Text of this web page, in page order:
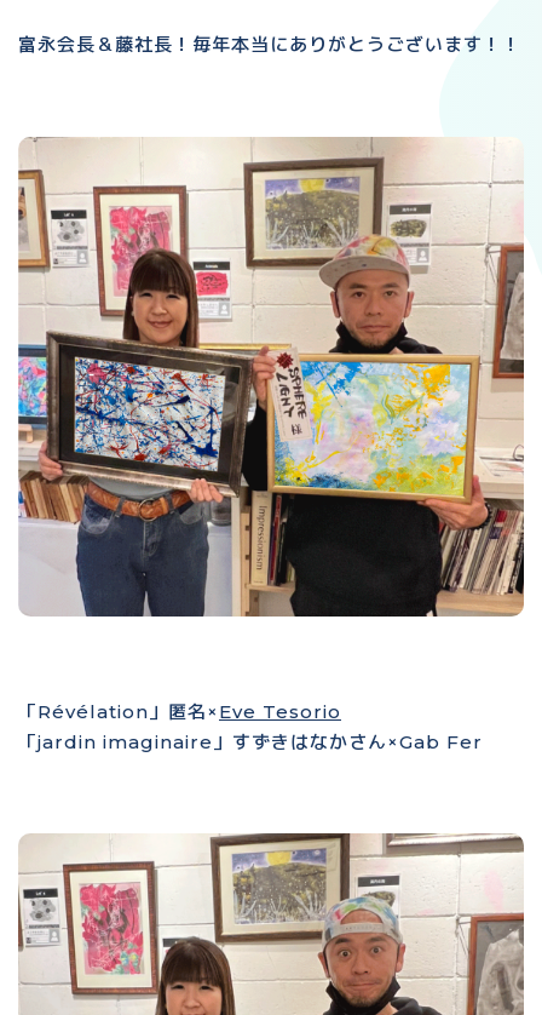
富永会長＆藤社長！毎年本当にありがとうございます！！
「Révélation」匿名× Eve Tesorio
「jardin imaginaire」すずきはなかさん×Gab Fer